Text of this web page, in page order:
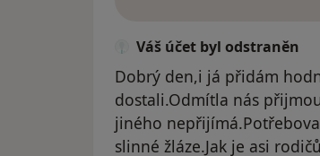
Váš účet byl odstraněn
Dobrý den,i já přidám
dostali.Odmítla nás
jiného
slinné žláze.Jak je asi